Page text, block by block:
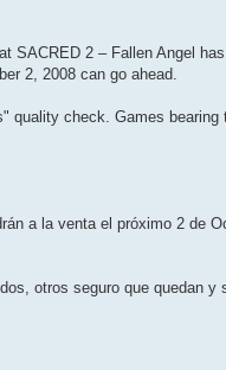
SACRED 2 – Fallen Angel
2, 2008 can go ahead.
check. Games
a la venta el próximo 2 de
otros seguro que quedan y